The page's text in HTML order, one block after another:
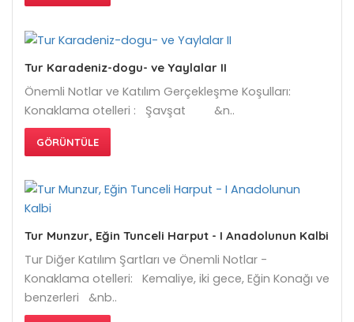
Tur Karadeniz-dogu- ve Yaylalar II
Önemli Notlar ve Katılım Gerçekleşme Koşulları:
Konaklama otelleri : Şavşat &n..
GÖRÜNTÜLE
Tur Munzur, Eğin Tunceli Harput - I Anadolunun Kalbi
Tur Diğer Katılım Şartları ve Önemli Notlar -
Konaklama otelleri: Kemaliye, iki gece, Eğin Konağı ve
benzerleri &nb..